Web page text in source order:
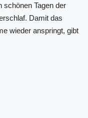
schönen Tagen der
Damit das
wieder anspringt, gibt